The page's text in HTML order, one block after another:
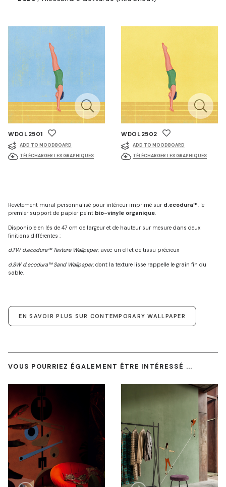
WDOL2501
ADD TO MOODBOARD
TÉLÉCHARGER LES GRAPHIQUES
WDOL2502
ADD TO MOODBOARD
TÉLÉCHARGER LES GRAPHIQUES
Revêtement mural personnalisé pour intérieur imprimé sur d.ecodura™, le
premier support de papier peint bio-vinyle organique.
Disponible en lés de 47 cm de largeur et de hauteur sur mesure dans deux
finitions différentes :
d.TW d.ecodura™ Texture Wallpaper, avec un effet de tissu précieux
d.SW d.ecodura™ Sand Wallpaper, dont la texture lisse rappelle le grain fin du
sable.
EN SAVOIR PLUS SUR CONTEMPORARY WALLPAPER
VOUS POURRIEZ ÉGALEMENT ÊTRE INTÉRESSÉ ...